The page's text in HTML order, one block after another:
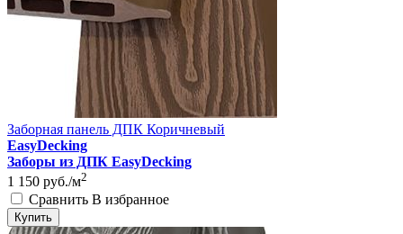
Заборная панель ДПК Коричневый
EasyDecking
Заборы из ДПК EasyDecking
1 150 руб./м2
Сравнить В избранное
Купить